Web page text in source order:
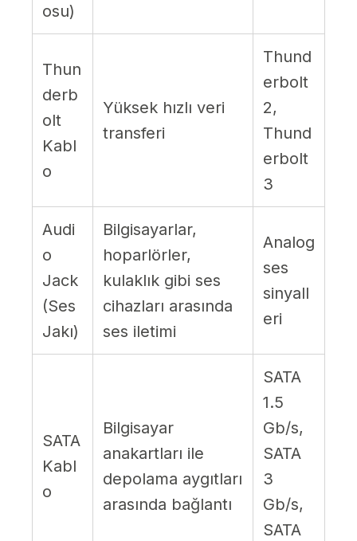
osu)
Thun
derb
olt
Kabl
o
Yüksek hızlı veri
transferi
Thund
erbolt
2,
Thund
erbolt
3
Audi
o
Jack
(Ses
Jakı)
Bilgisayarlar,
hoparlörler,
kulaklık gibi ses
cihazları arasında
ses iletimi
Analog
ses
sinyall
eri
SATA
Kabl
o
Bilgisayar
anakartları ile
depolama aygıtları
arasında bağlantı
SATA
1.5
Gb/s,
SATA
3
Gb/s,
SATA